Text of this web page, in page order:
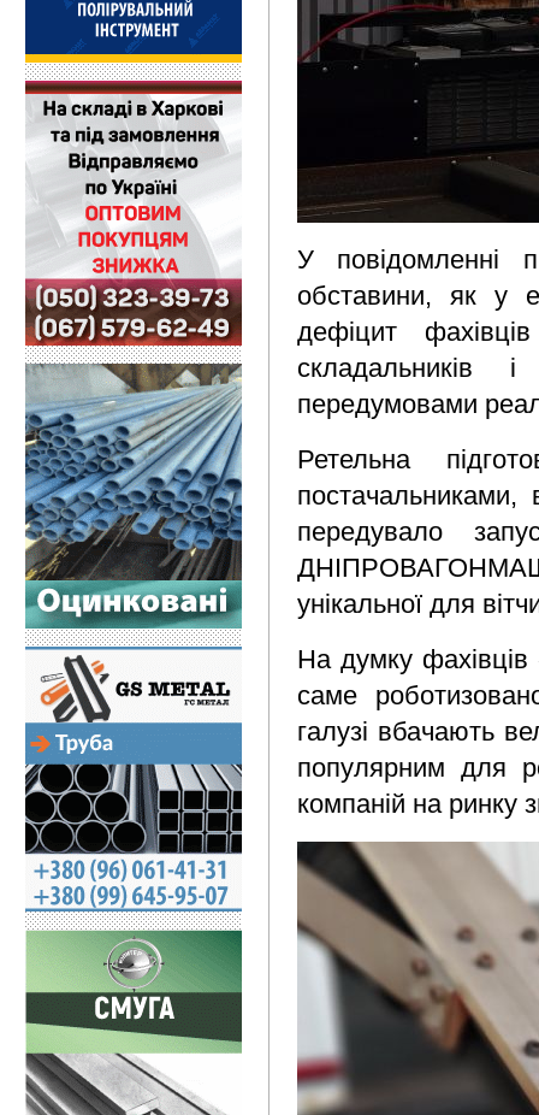
У повідомленні
обставини, як у
дефіцит
складальників
передумовами
Ретельна
передувало
унікальної для
На думку
саме
галузі вбачають
популярним для
компаній на ринку